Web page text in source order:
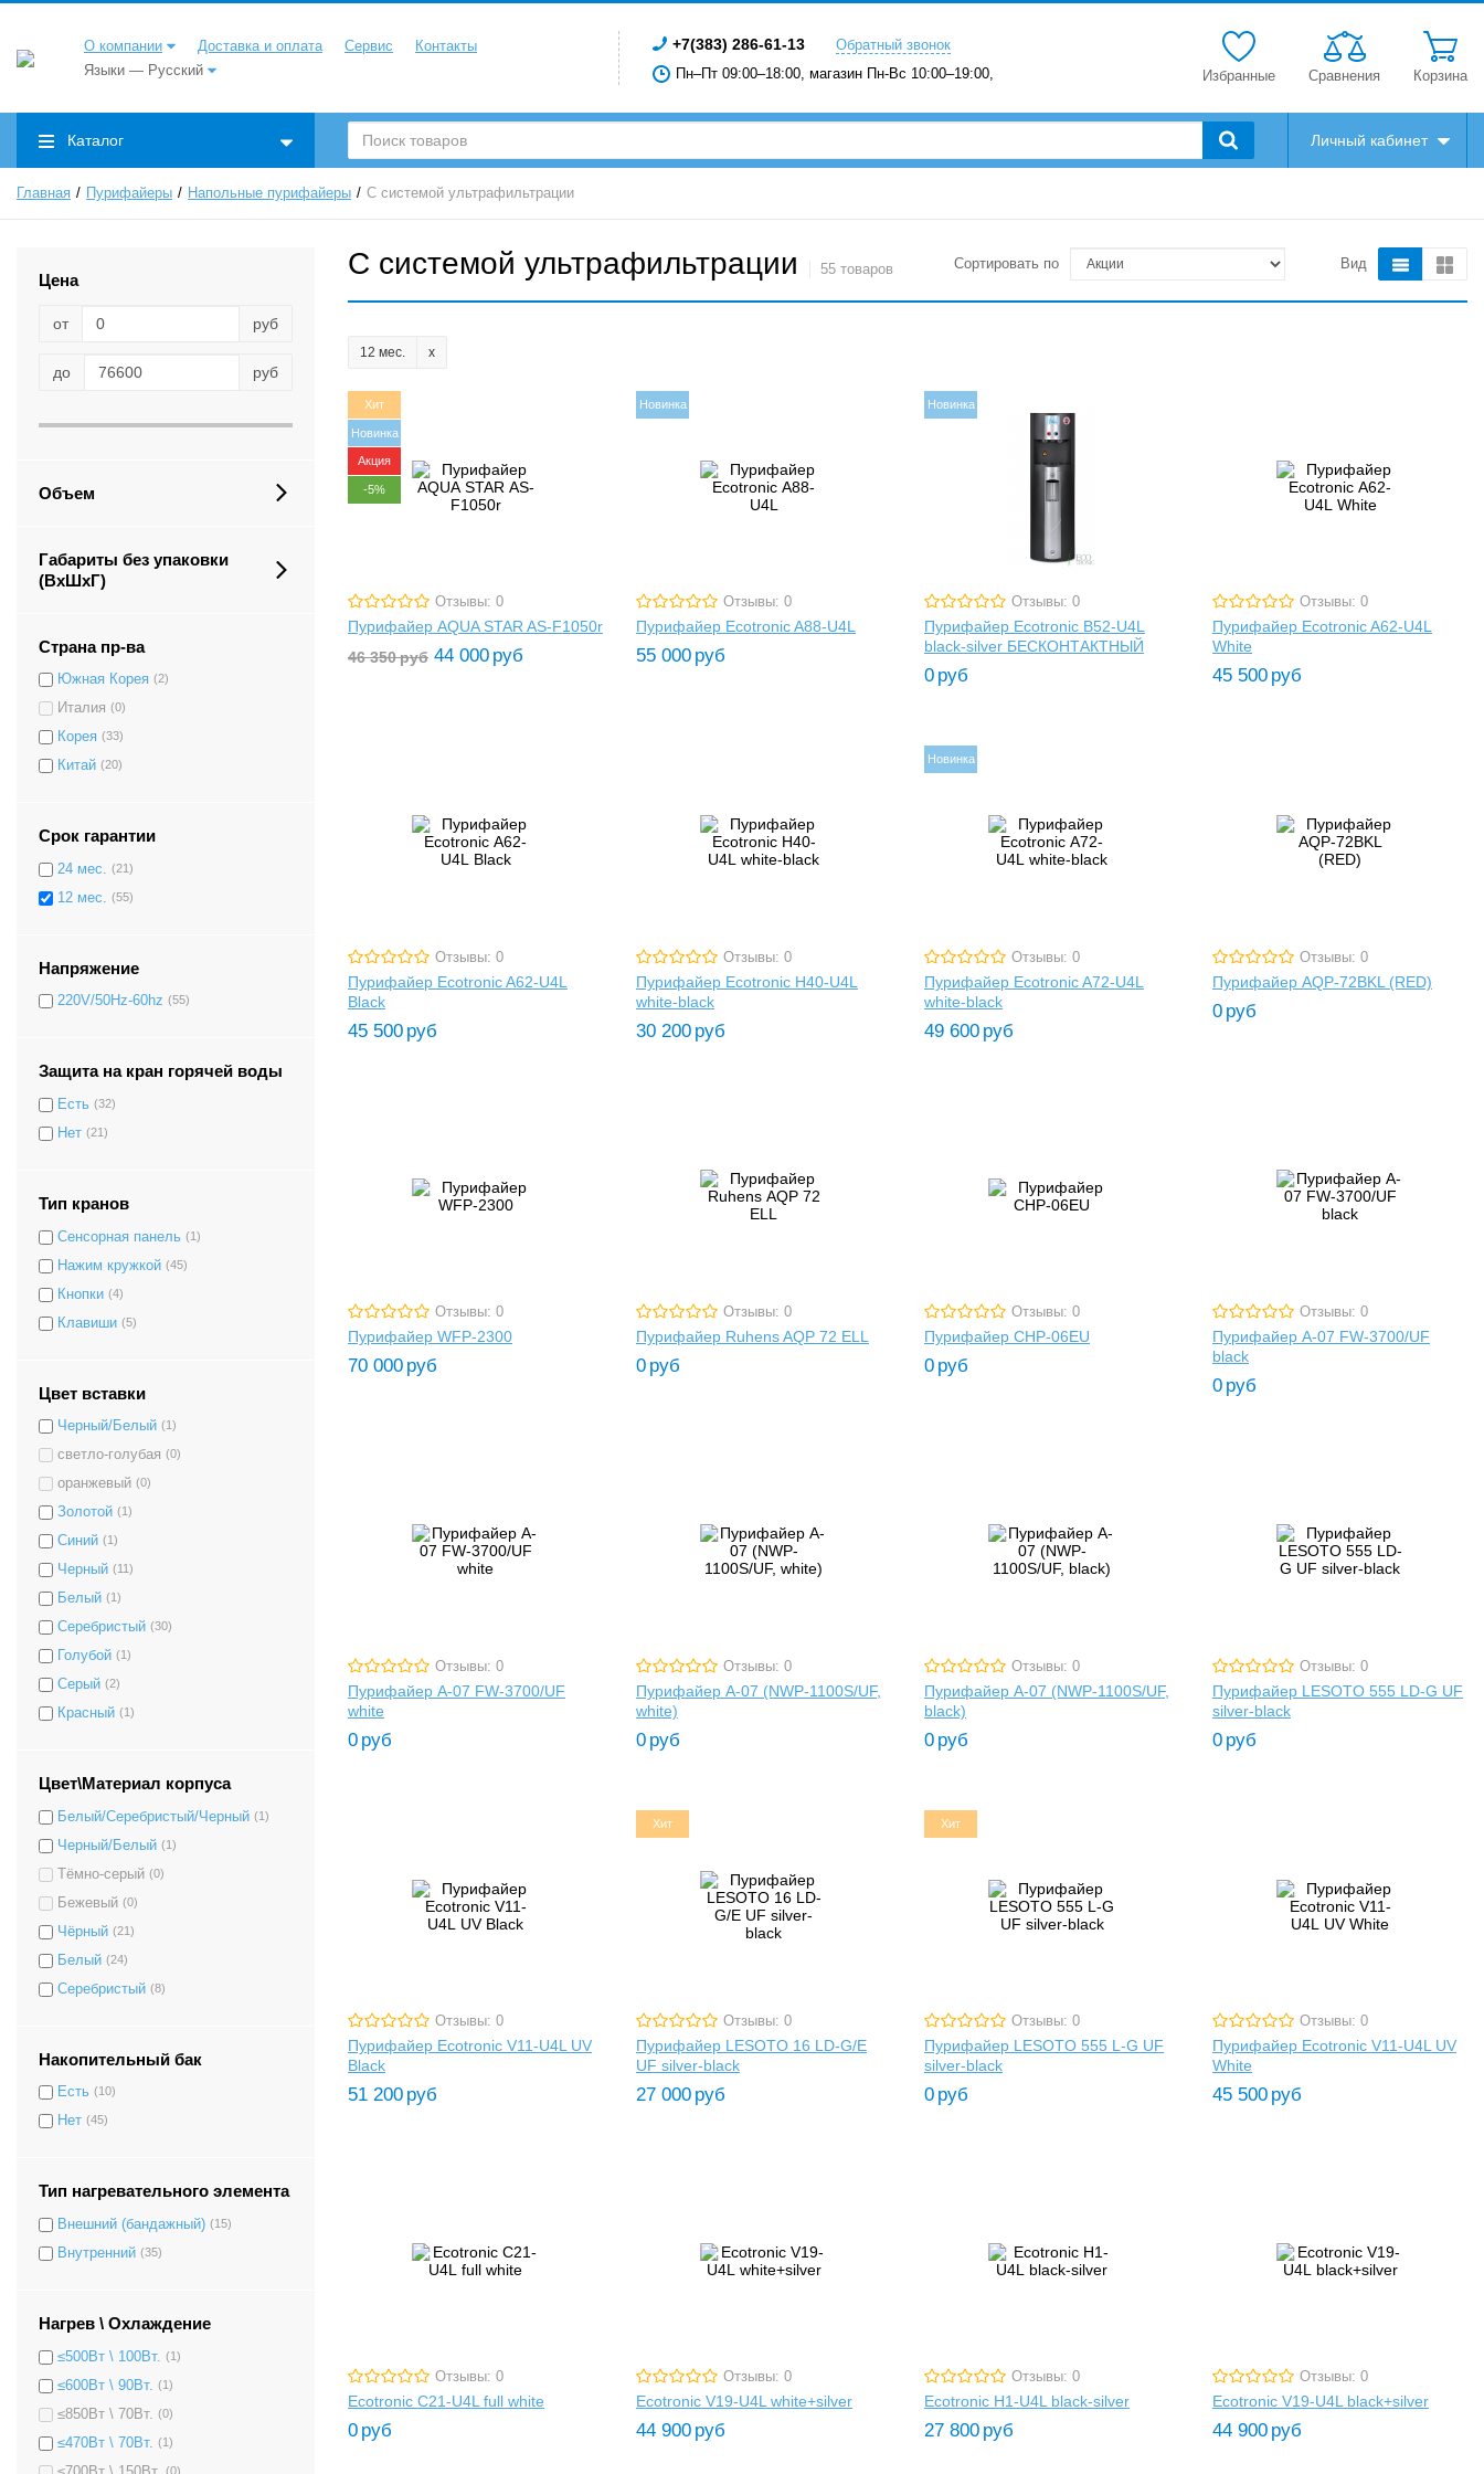
О компании Доставка и оплата Сервис
Контакты
Языки — Русский
+7(383) 286-61-13
Обратный звонок
Пн–Пт 09:00–18:00, магазин Пн-Вс 10:00–19:00,
Избранные Сравнения Корзина
Каталог Личный кабинет
Главная Пурифайеры Напольные пурифайеры С системой ультрафильтрации
Цена
от руб
до руб
Объем
Габариты без упаковки
(ВxШxГ)
Страна пр-ва
Южная Корея (2)
Италия (0)
Корея (33)
Китай (20)
Срок гарантии
24 мес. (21)
12 мес. (55)
Напряжение
220V/50Hz-60hz (55)
Защита на кран горячей воды
Есть (32)
Нет (21)
Тип кранов
Сенсорная панель (1)
Нажим кружкой (45)
Кнопки (4)
Клавиши (5)
Цвет вставки
Черный/Белый (1)
светло-голубая (0)
оранжевый (0)
Золотой (1)
Синий (1)
Черный (11)
Белый (1)
Серебристый (30)
Голубой (1)
Серый (2)
Красный (1)
Цвет\Материал корпуса
Белый/Серебристый/Черный (1)
Черный/Белый (1)
Тёмно-серый (0)
Бежевый (0)
Чёрный (21)
Белый (24)
Серебристый (8)
Накопительный бак
Есть (10)
Нет (45)
Тип нагревательного элемента
Внешний (бандажный) (15)
Внутренний (35)
Нагрев \ Охлаждение
≤500Вт \ 100Вт. (1)
≤600Вт \ 90Вт. (1)
≤850Вт \ 70Вт. (0)
≤470Вт \ 70Вт. (1)
(0)
С системой ультрафильтрации 55 товаров Сортировать по Вид
12 мес.
Хит
Новинка
Акция
-5%
Отзывы: 0
Пурифайер AQUA STAR AS-F1050r
46 350руб 44 000 руб
Новинка
Отзывы: 0
Пурифайер Ecotronic A88-U4L
55 000 руб
Новинка
Отзывы: 0
Пурифайер Ecotronic B52-U4L
black-silver БЕСКОНТАКТНЫЙ
0 руб
Отзывы: 0
Пурифайер Ecotronic A62-U4L
White
45 500 руб
Отзывы: 0
Пурифайер Ecotronic A62-U4L
Black
45 500 руб
Отзывы: 0
Пурифайер Ecotronic H40-U4L
white-black
30 200 руб
Новинка
Отзывы: 0
Пурифайер Ecotronic A72-U4L
white-black
49 600 руб
Отзывы: 0
Пурифайер AQP-72BKL (RED)
0 руб
Отзывы: 0
Пурифайер WFP-2300
70 000 руб
Отзывы: 0
Пурифайер Ruhens AQP 72 ELL
0 руб
Отзывы: 0
Пурифайер CHP-06EU
0 руб
Отзывы: 0
Пурифайер A-07 FW-3700/UF
black
0 руб
Отзывы: 0
Пурифайер A-07 FW-3700/UF
white
0 руб
Отзывы: 0
Пурифайер A-07 (NWP-1100S/UF,
white)
0 руб
Отзывы: 0
Пурифайер A-07 (NWP-1100S/UF,
black)
0 руб
Отзывы: 0
Пурифайер LESOTO 555 LD-G UF
silver-black
0 руб
Отзывы: 0
Пурифайер Ecotronic V11-U4L UV
Black
51 200 руб
Хит
Отзывы: 0
Пурифайер LESOTO 16 LD-G/E
UF silver-black
27 000 руб
Хит
Отзывы: 0
Пурифайер LESOTO 555 L-G UF
silver-black
0 руб
Отзывы: 0
Пурифайер Ecotronic V11-U4L UV
White
45 500 руб
Отзывы: 0
Ecotronic C21-U4L full white
0 руб
Отзывы: 0
Ecotronic V19-U4L white+silver
44 900 руб
Отзывы: 0
Ecotronic H1-U4L black-silver
27 800 руб
Отзывы: 0
Ecotronic V19-U4L black+silver
44 900 руб